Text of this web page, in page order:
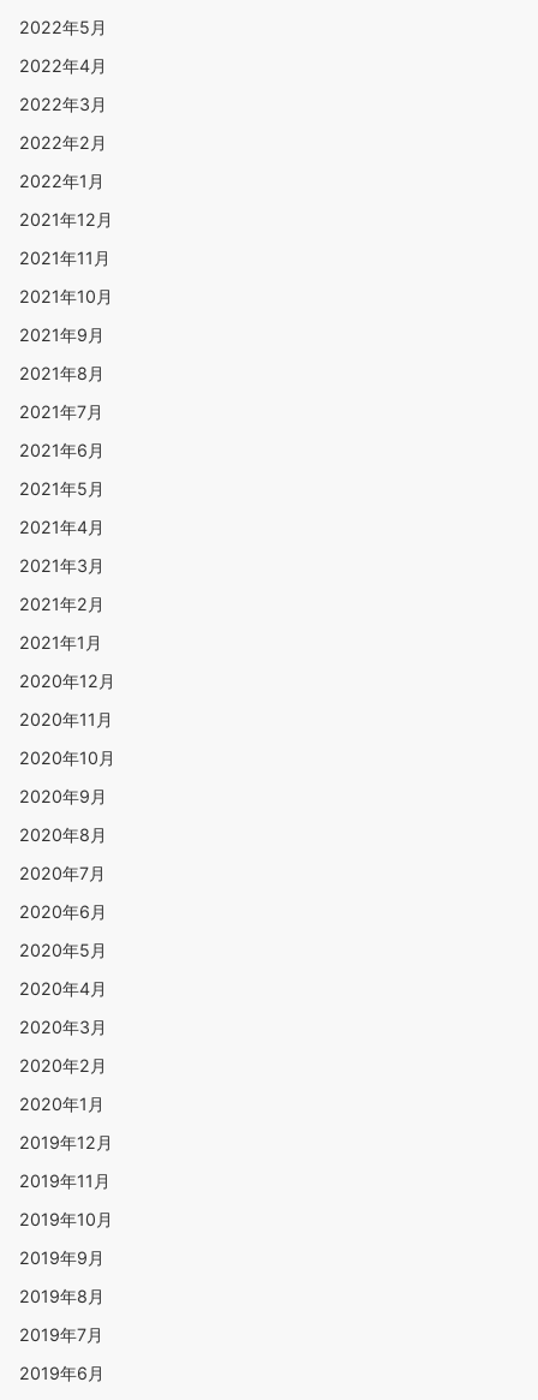
2022年5月
2022年4月
2022年3月
2022年2月
2022年1月
2021年12月
2021年11月
2021年10月
2021年9月
2021年8月
2021年7月
2021年6月
2021年5月
2021年4月
2021年3月
2021年2月
2021年1月
2020年12月
2020年11月
2020年10月
2020年9月
2020年8月
2020年7月
2020年6月
2020年5月
2020年4月
2020年3月
2020年2月
2020年1月
2019年12月
2019年11月
2019年10月
2019年9月
2019年8月
2019年7月
2019年6月